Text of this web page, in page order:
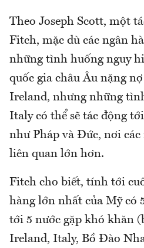
Theo Joseph Scott, một
Fitch, mặc dù các ngân
những tình huống nguy
quốc gia châu Âu nặng
Ireland, nhưng những
Italy có thể sẽ tác động
như Pháp và Đức, nơi các
liên quan lớn hơn.
Fitch cho biết, tính tới
hàng lớn nhất của Mỹ có
tới 5 nước gặp khó khăn
Ireland, Italy, Bồ Đào